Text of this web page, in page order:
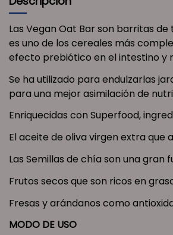
Las Vegan Oat Bar son barritas
es uno de los cereales más
efecto prebiótico en el intestino y
Se ha utilizado para endulzarlas
para una mejor asimilación de
Enriquecidas con Superfood,
El aceite de oliva virgen extra que
Las Semillas de chía son una
Frutos secos que son ricos en
Fresas y arándanos como
MODO DE USO